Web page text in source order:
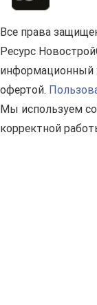
Все права
Ресурс
информационный
офертой.
Мы используем
корректной